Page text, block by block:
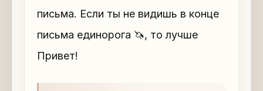
письма. Если ты не видишь в конце
письма единорога 🦄, то лучше
Привет!